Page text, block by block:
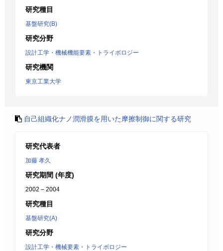
研究種目
基盤研究(B)
研究分野
設計工学・機械機能要素・トライボロジー
研究機関
東京工業大学
自己組織化ナノ潤滑膜を用いた摩擦制御に関する研究
研究代表者
加藤 孝久
研究期間 (年度)
2002 – 2004
研究種目
基盤研究(A)
研究分野
設計工学・機械要素・トライボロジー